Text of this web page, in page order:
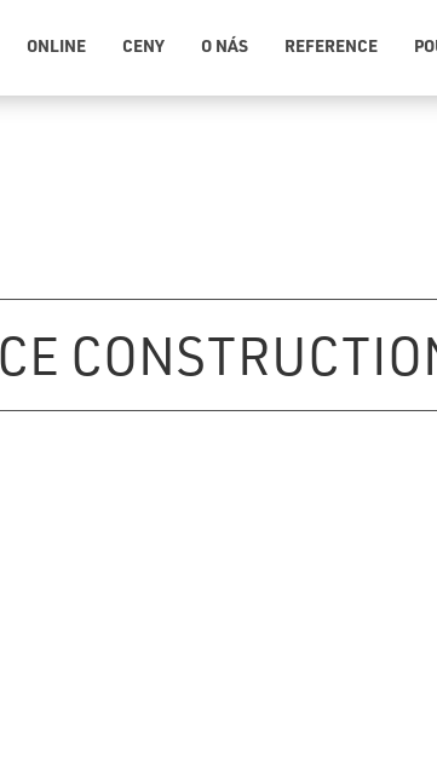
ONLINE CENY O NÁS REFERENCE